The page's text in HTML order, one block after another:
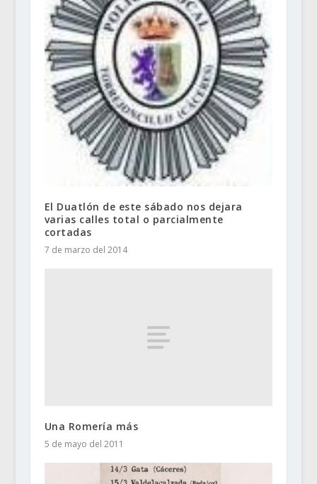
El Duatlón de este sábado nos dejara
varias calles total o parcialmente
cortadas
7 de marzo del 2014
Una Romería más
5 de mayo del 2011